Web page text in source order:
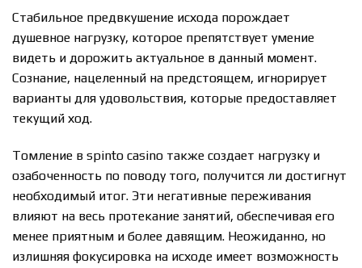
Стабильное предвкушение исхода порождает
душевное нагрузку, которое препятствует умение
видеть и дорожить актуальное в данный момент.
Сознание, нацеленный на предстоящем, игнорирует
варианты для удовольствия, которые предоставляет
текущий ход.
Томление в spinto casino также создает нагрузку и
озабоченность по поводу того, получится ли достигнут
необходимый итог. Эти негативные переживания
влияют на весь протекание занятий, обеспечивая его
менее приятным и более давящим. Неожиданно, но
излишняя фокусировка на исходе имеет возможность